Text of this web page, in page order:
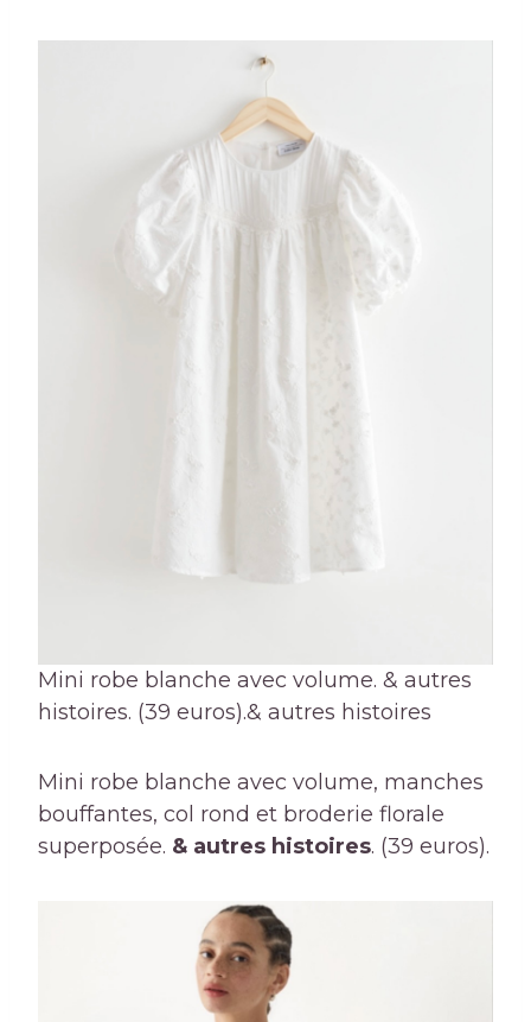
Mini robe blanche avec volume. & autres
histoires. (39 euros).& autres histoires
Mini robe blanche avec volume, manches
bouffantes, col rond et broderie florale
superposée. & autres histoires. (39 euros).